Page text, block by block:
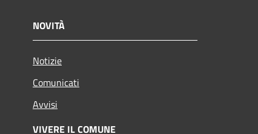
NOVITÀ
Notizie
Comunicati
Avvisi
VIVERE IL COMUNE